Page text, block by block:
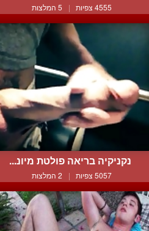
4555 צפיות | 5 המלצות
נקניקיה בריאה פולטת מיונ...
5057 צפיות | 2 המלצות